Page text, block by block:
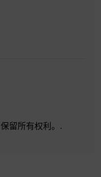
留所有权利。.